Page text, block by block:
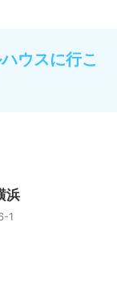
ウスに行こ
浜
1